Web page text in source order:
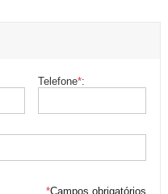
Telefone*:
*Campos obrigatórios